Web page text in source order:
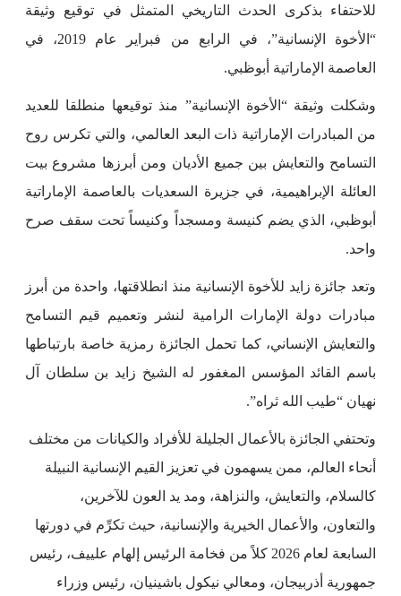
للاحتفاء بذكرى الحدث التاريخي المتمثل في توقيع وثيقة
“الأخوة الإنسانية”، في الرابع من فبراير عام 2019، في
العاصمة الإماراتية أبوظبي.
وشكلت وثيقة “الأخوة الإنسانية” منذ توقيعها منطلقا للعديد
من المبادرات الإماراتية ذات البعد العالمي، والتي تكرس روح
التسامح والتعايش بين جميع الأديان ومن أبرزها مشروع بيت
العائلة الإبراهيمية، في جزيرة السعديات بالعاصمة الإماراتية
أبوظبي، الذي يضم كنيسة ومسجداً وكنيساً تحت سقف صرح
واحد.
وتعد جائزة زايد للأخوة الإنسانية منذ انطلاقتها، واحدة من أبرز
مبادرات دولة الإمارات الرامية لنشر وتعميم قيم التسامح
والتعايش الإنساني، كما تحمل الجائزة رمزية خاصة بارتباطها
باسم القائد المؤسس المغفور له الشيخ زايد بن سلطان آل
نهيان “طيب الله ثراه”.
وتحتفي الجائزة بالأعمال الجليلة للأفراد والكيانات من مختلف
أنحاء العالم، ممن يسهمون في تعزيز القيم الإنسانية النبيلة
كالسلام، والتعايش، والنزاهة، ومد يد العون للآخرين،
والتعاون، والأعمال الخيرية والإنسانية، حيث تكرِّم في دورتها
السابعة لعام 2026 كلاً من فخامة الرئيس إلهام علييف، رئيس
جمهورية أذربيجان، ومعالي نيكول باشينيان، رئيس وزراء